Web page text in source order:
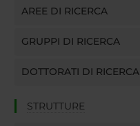
AREE DI RICERCA
GRUPPI DI RICERCA
DOTTORATI DI RICERCA
STRUTTURE